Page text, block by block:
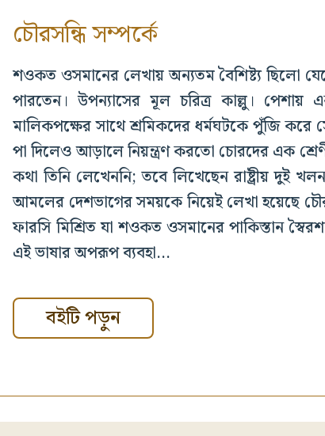
চৌরসন্ধি সম্পর্কে
শওকত ওসমানের লেখায় অন্যতম বৈশিষ্ট্য ছিলো
পারতেন। উপন্যাসের মূল চরিত্র কাল্লু।
মালিকপক্ষের সাথে শ্রমিকদের ধর্মঘটকে পুঁজি
পা দিলেও আড়ালে নিয়ন্ত্রণ করতো চোরদের এক
কথা তিনি লেখেননি; তবে লিখেছেন রাষ্ট্রীয় দুই
আমলের দেশভাগের সময়কে নিয়েই লেখা হয়েছে
ফারসি মিশ্রিত যা শওকত ওসমানের পাকিস্তান
এই ভাষার অপরূপ ব্যবহা...
বইটি পড়ুন